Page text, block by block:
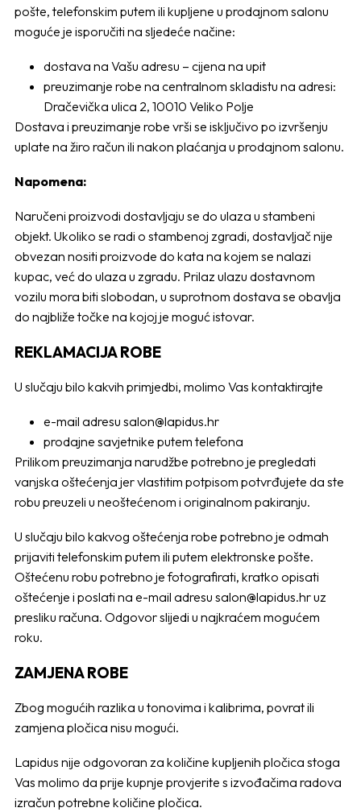
pošte, telefonskim putem ili kupljene u prodajnom salonu
moguće je isporučiti na sljedeće načine:
dostava na Vašu adresu – cijena na upit
preuzimanje robe na centralnom skladistu na adresi:
Dračevička ulica 2, 10010 Veliko Polje
Dostava i preuzimanje robe vrši se isključivo po izvršenju
uplate na žiro račun ili nakon plaćanja u prodajnom salonu.
Napomena:
Naručeni proizvodi dostavljaju se do ulaza u stambeni
objekt. Ukoliko se radi o stambenoj zgradi, dostavljač nije
obvezan nositi proizvode do kata na kojem se nalazi
kupac, već do ulaza u zgradu. Prilaz ulazu dostavnom
vozilu mora biti slobodan, u suprotnom dostava se obavlja
do najbliže točke na kojoj je moguć istovar.
REKLAMACIJA ROBE
U slučaju bilo kakvih primjedbi, molimo Vas kontaktirajte
e-mail adresu salon@lapidus.hr
prodajne savjetnike putem telefona
Prilikom preuzimanja narudžbe potrebno je pregledati
vanjska oštećenja jer vlastitim potpisom potvrđujete da ste
robu preuzeli u neoštećenom i originalnom pakiranju.
U slučaju bilo kakvog oštećenja robe potrebno je odmah
prijaviti telefonskim putem ili putem elektronske pošte.
Oštećenu robu potrebno je fotografirati, kratko opisati
oštećenje i poslati na e-mail adresu salon@lapidus.hruz
presliku računa. Odgovor slijedi u najkraćem mogućem
roku.
ZAMJENA ROBE
Zbog mogućih razlika u tonovima i kalibrima, povrat ili
zamjena pločica nisu mogući.
Lapidus nije odgovoran za količine kupljenih pločica stoga
Vas molimo da prije kupnje provjerite s izvođačima radova
izračun potrebne količine pločica.